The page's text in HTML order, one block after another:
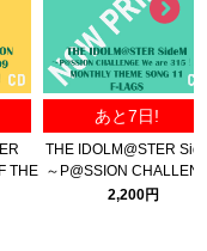
THE
ンバ
あと7日!
THE IDOLM@STER
～P@SSION
We are 315！～
2,200円